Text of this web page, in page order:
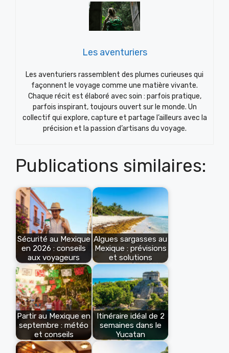
Les aventuriers
Les aventuriers rassemblent des plumes curieuses qui
façonnent le voyage comme une matière vivante.
Chaque récit est élaboré avec soin : parfois pratique,
parfois inspirant, toujours ouvert sur le monde. Un
collectif qui explore, capture et partage l’ailleurs avec la
précision et la passion d’artisans du voyage.
Publications similaires:
Sécurité au Mexique
en 2026 : conseils
aux voyageurs
Algues sargasses au
Mexique : prévisions
et solutions
Partir au Mexique en
septembre : météo
et conseils
Itinéraire idéal de 2
semaines dans le
Yucatan